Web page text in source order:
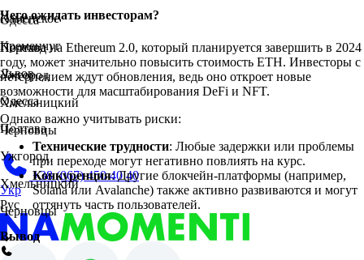
Одесса
Полтава
Ужгород
Хмельницкий
Черновцы
+38 (067) 450 40 40
Укр
Рус
Каменское
Кременчуг
Львов
Одесса
Полтава
Ужгород
Хмельницкий
Черновцы
Чего ожидать инвесторам?
Переход на Ethereum 2.0, который планируется завершить в 2024
году, может значительно повысить стоимость ETH. Инвесторы с
нетерпением ждут обновления, ведь оно откроет новые
возможности для масштабирования DeFi и NFT.
Однако важно учитывать риски:
Технические трудности: Любые задержки или проблемы
при переходе могут негативно повлиять на курс.
Конкуренция: Другие блокчейн-платформы (например,
Solana или Avalanche) также активно развиваются и могут
оттянуть часть пользователей.
Вывод